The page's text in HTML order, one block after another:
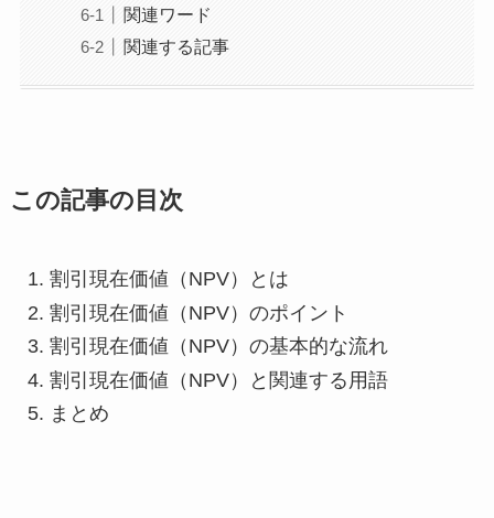
関連ワード
関連する記事
この記事の目次
割引現在価値（NPV）とは
割引現在価値（NPV）のポイント
割引現在価値（NPV）の基本的な流れ
割引現在価値（NPV）と関連する用語
まとめ